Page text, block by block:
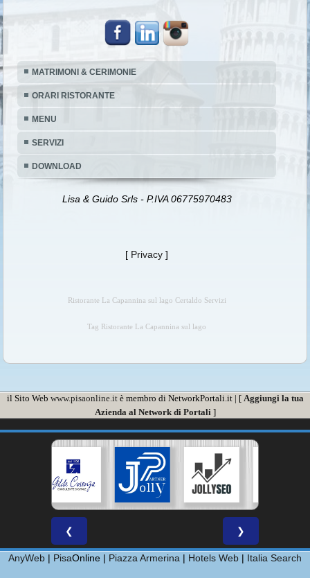
MATRIMONI & CERIMONIE
ORARI RISTORANTE
MENU
SERVIZI
DOWNLOAD
Lisa & Guido Srls - P.IVA 06775970483
[ Privacy ]
Ristorante La Capannina sul lago Certaldo Servizi
Tag Ristorante La Capannina sul lago
il Sito Web www.pisaonline.itè membro di NetworkPortali.it | [ Aggiungi la tua
Azienda al Network di Portali]
❮ ❯
AnyWeb | PisaOnline | Piazza Armerina | Hotels Web | Italia Search